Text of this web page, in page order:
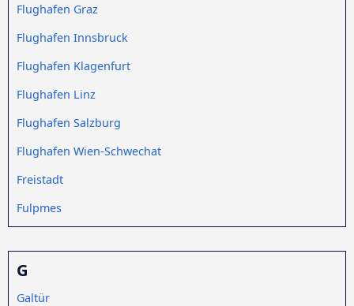
Flughafen Graz
Flughafen Innsbruck
Flughafen Klagenfurt
Flughafen Linz
Flughafen Salzburg
Flughafen Wien-Schwechat
Freistadt
Fulpmes
G
Galtür